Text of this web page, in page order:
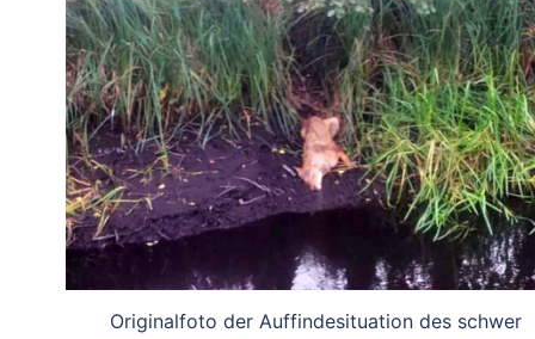
Originalfoto der Auffindesituation des schwer